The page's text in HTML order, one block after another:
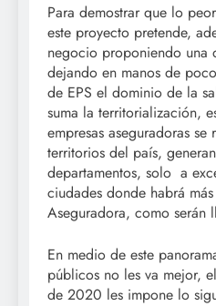
Para demostrar que lo
este proyecto pretende,
negocio proponiendo una
dejando en manos de
de EPS el dominio de la
suma la territorialización,
empresas aseguradoras se
territorios del país,
departamentos, solo a
ciudades donde habrá
Aseguradora, como serán
En medio de este
públicos no les va mejor,
de 2020 les impone lo